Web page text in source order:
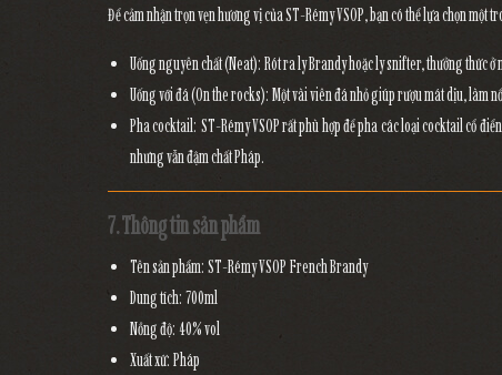
Để cảm nhận trọn vẹn hương vị củaST-Rémy VSOP, bạn có thể lựa chọn một
Uống nguyên chất (Neat): Rót ra ly Brandy hoặc ly snifter, thưởng thức
Uống với đá (On the rocks): Một vài viên đá nhỏ giúp rượu mát dịu, làm
Pha cocktail: ST-Rémy VSOP rất phù hợp để pha các loại cocktail cổ
nhưng vẫn đậm chất Pháp.
7. Thông tin sản phẩm
Tên sản phẩm: ST-Rémy VSOP French Brandy
Dung tích: 700ml
Nồng độ: 40% vol
Xuất xứ: Pháp